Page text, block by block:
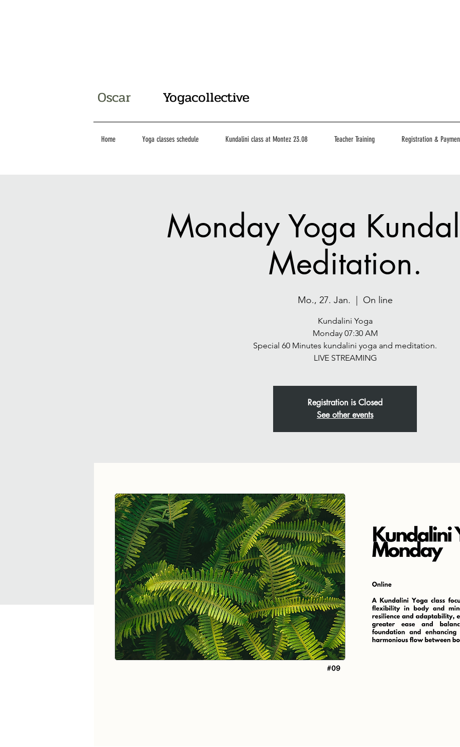
Oscar Yogacollective
Home Yoga classes schedule Kundalini class at Montez 23.08 Teacher Training Registration &
Monday Yoga
Meditation.
Mo., 27. Jan. On line
Kundalini Yoga
Monday 07:30 AM
Special 60 Minutes kundalini yoga and meditation.
LIVE STREAMING
Registration is Closed
See other events